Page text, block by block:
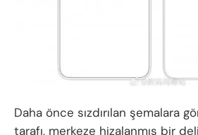
Daha önce sızdırılan şemalara
tarafı, merkeze hizalanmış bir